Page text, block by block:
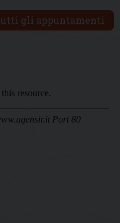
gli appuntamenti